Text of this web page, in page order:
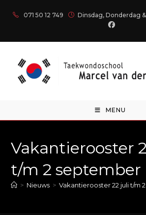
071 50 12 749 Dinsdag, Donderdag
MENU
Vakantierooster
t/m 2 september
> Nieuws > Vakantierooster 22 juli t/m